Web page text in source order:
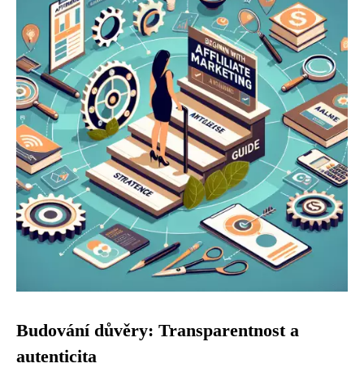
Budování důvěry: Transparentnost a
autenticita